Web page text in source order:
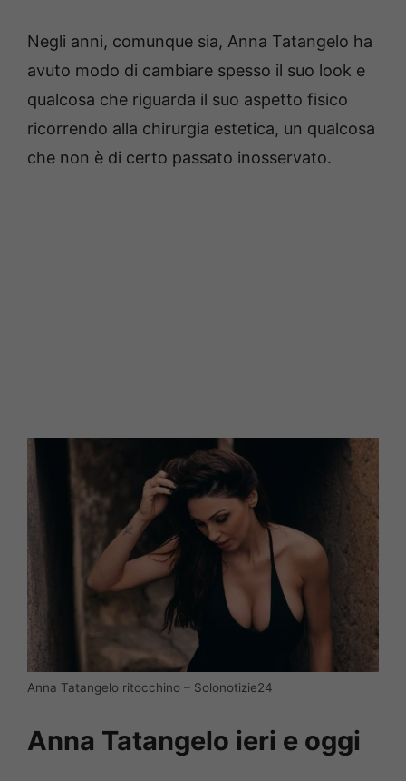
Negli anni, comunque sia, Anna Tatangelo ha
avuto modo di cambiare spesso il suo look e
qualcosa che riguarda il suo aspetto fisico
ricorrendo alla chirurgia estetica, un qualcosa
che non è di certo passato inosservato.
Anna Tatangelo ritocchino – Solonotizie24
Anna Tatangelo ieri e oggi